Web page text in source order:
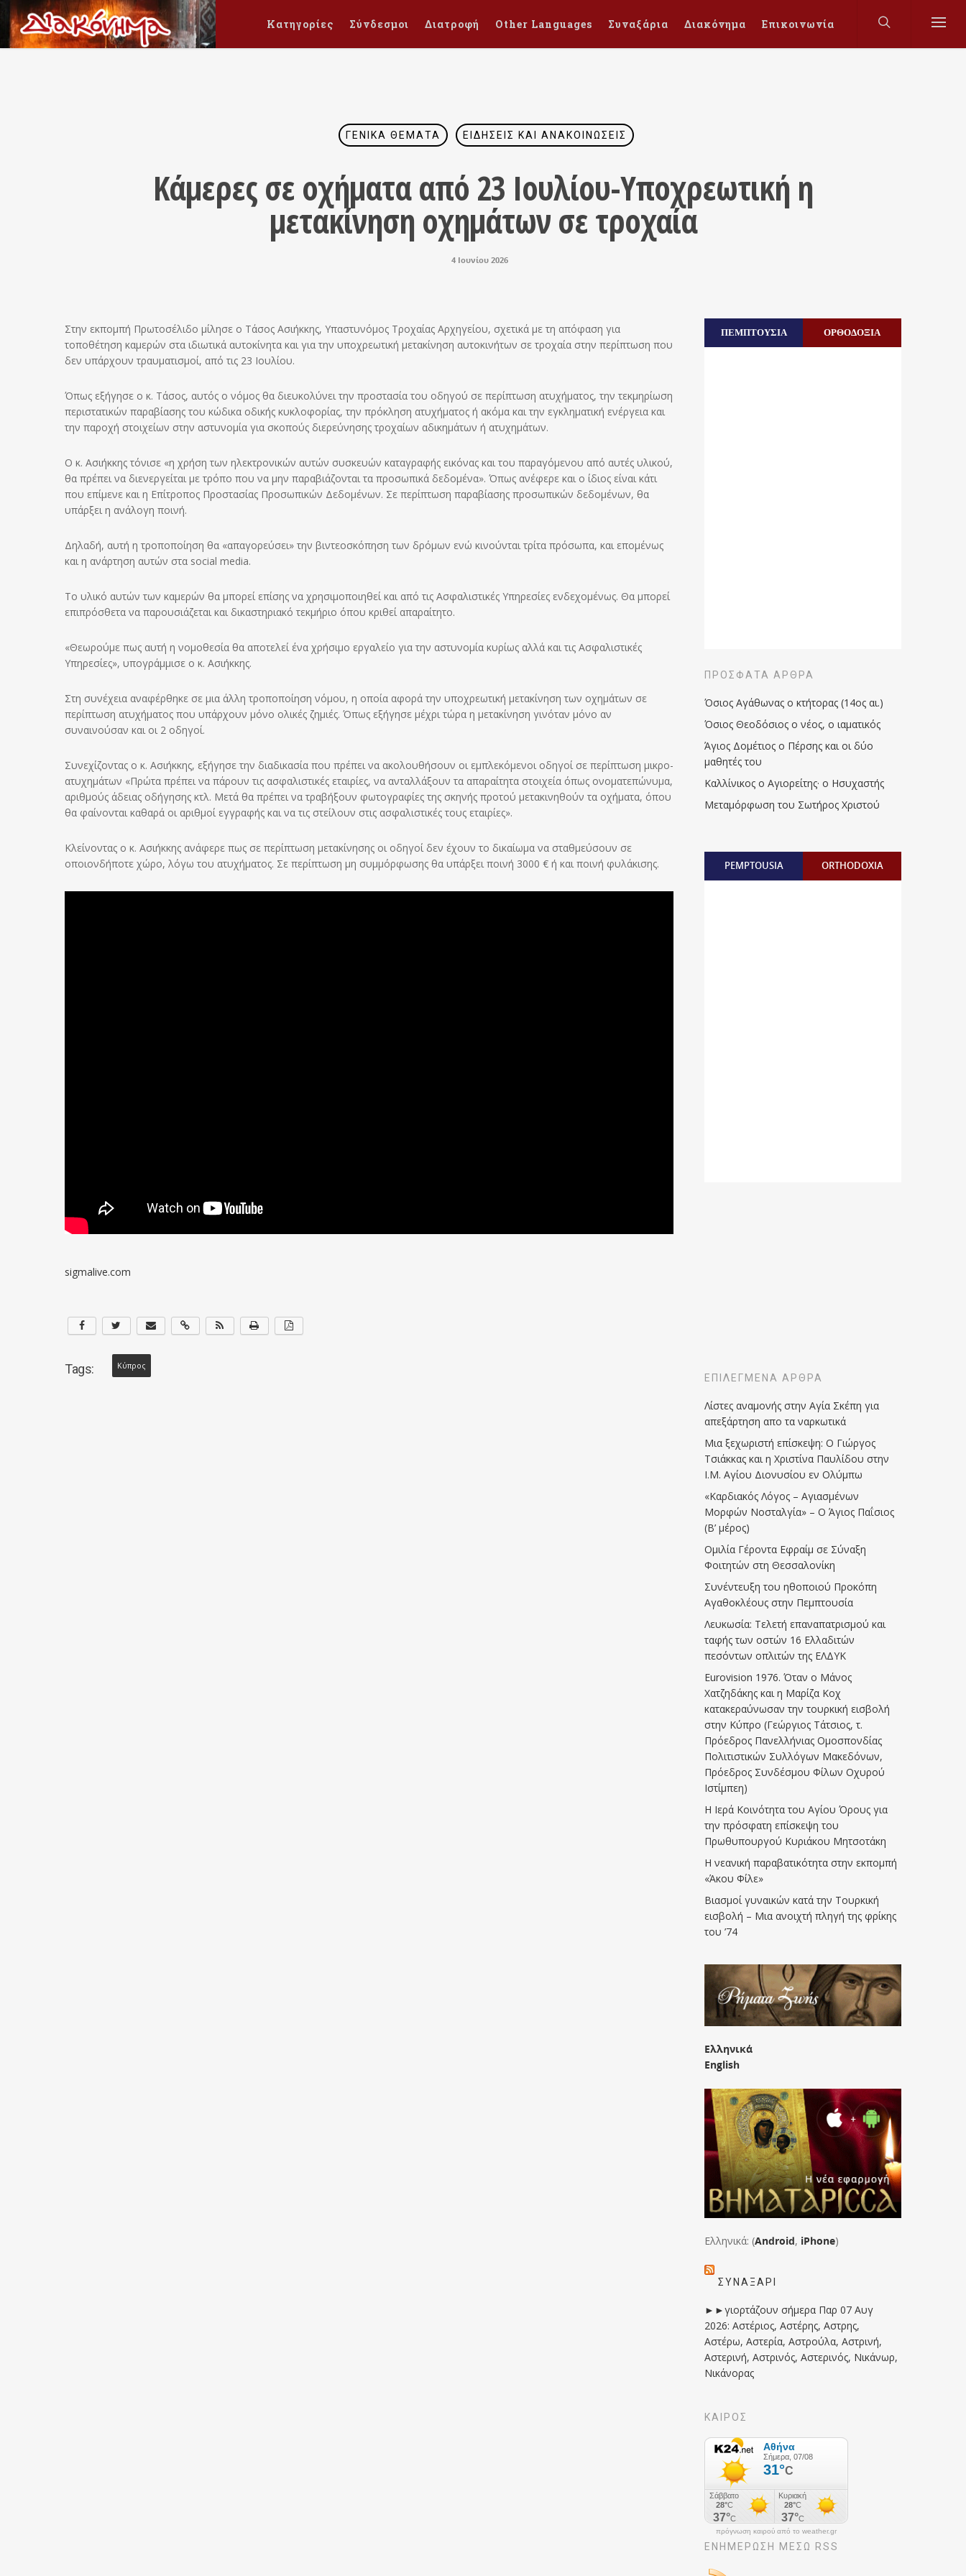
Κατηγορίες Σύνδεσμοι Διατροφή Other Languages Συναξάρια Διακόνημα Επικοινωνία
ΓΕΝΙΚΆ ΘΈΜΑΤΑ ΕΙΔΉΣΕΙΣ ΚΑΙ ΑΝΑΚΟΙΝΏΣΕΙΣ
Κάμερες σε οχήματα από 23 Ιουλίου-Υποχρεωτική η
μετακίνηση οχημάτων σε τροχαία
4 Ιουνίου 2026
Στην εκπομπή Πρωτοσέλιδο μίλησε ο Τάσος Ασιήκκης, Υπαστυνόμος Τροχαίας Αρχηγείου, σχετικά με τη απόφαση για
τοποθέτηση καμερών στα ιδιωτικά αυτοκίνητα και για την υποχρεωτική μετακίνηση αυτοκινήτων σε τροχαία στην περίπτωση που
δεν υπάρχουν τραυματισμοί, από τις 23 Ιουλίου.
Όπως εξήγησε ο κ. Τάσος, αυτός ο νόμος θα διευκολύνει την προστασία του οδηγού σε περίπτωση ατυχήματος, την τεκμηρίωση
περιστατικών παραβίασης του κώδικα οδικής κυκλοφορίας, την πρόκληση ατυχήματος ή ακόμα και την εγκληματική ενέργεια και
την παροχή στοιχείων στην αστυνομία για σκοπούς διερεύνησης τροχαίων αδικημάτων ή ατυχημάτων.
Ο κ. Ασιήκκης τόνισε «η χρήση των ηλεκτρονικών αυτών συσκευών καταγραφής εικόνας και του παραγόμενου από αυτές υλικού,
θα πρέπει να διενεργείται με τρόπο που να μην παραβιάζονται τα προσωπικά δεδομένα». Όπως ανέφερε και ο ίδιος είναι κάτι
που επίμενε και η Επίτροπος Προστασίας Προσωπικών Δεδομένων. Σε περίπτωση παραβίασης προσωπικών δεδομένων, θα
υπάρξει η ανάλογη ποινή.
Δηλαδή, αυτή η τροποποίηση θα «απαγορεύσει» την βιντεοσκόπηση των δρόμων ενώ κινούνται τρίτα πρόσωπα, και επομένως
και η ανάρτηση αυτών στα social media.
Το υλικό αυτών των καμερών θα μπορεί επίσης να χρησιμοποιηθεί και από τις Ασφαλιστικές Υπηρεσίες ενδεχομένως. Θα μπορεί
επιπρόσθετα να παρουσιάζεται και δικαστηριακό τεκμήριο όπου κριθεί απαραίτητο.
«Θεωρούμε πως αυτή η νομοθεσία θα αποτελεί ένα χρήσιμο εργαλείο για την αστυνομία κυρίως αλλά και τις Ασφαλιστικές
Υπηρεσίες», υπογράμμισε ο κ. Ασιήκκης.
Στη συνέχεια αναφέρθηκε σε μια άλλη τροποποίηση νόμου, η οποία αφορά την υποχρεωτική μετακίνηση των οχημάτων σε
περίπτωση ατυχήματος που υπάρχουν μόνο ολικές ζημιές. Όπως εξήγησε μέχρι τώρα η μετακίνηση γινόταν μόνο αν
συναινούσαν και οι 2 οδηγοί.
Συνεχίζοντας ο κ. Ασιήκκης, εξήγησε την διαδικασία που πρέπει να ακολουθήσουν οι εμπλεκόμενοι οδηγοί σε περίπτωση μικρο-
ατυχημάτων «Πρώτα πρέπει να πάρουν τις ασφαλιστικές εταιρίες, να ανταλλάξουν τα απαραίτητα στοιχεία όπως ονοματεπώνυμα,
αριθμούς άδειας οδήγησης κτλ. Μετά θα πρέπει να τραβήξουν φωτογραφίες της σκηνής προτού μετακινηθούν τα οχήματα, όπου
θα φαίνονται καθαρά οι αριθμοί εγγραφής και να τις στείλουν στις ασφαλιστικές τους εταιρίες».
Κλείνοντας ο κ. Ασιήκκης ανάφερε πως σε περίπτωση μετακίνησης οι οδηγοί δεν έχουν το δικαίωμα να σταθμεύσουν σε
οποιονδήποτε χώρο, λόγω του ατυχήματος. Σε περίπτωση μη συμμόρφωσης θα υπάρξει ποινή 3000 € ή και ποινή φυλάκισης.
sigmalive.com
Tags: Κύπρος
ΠΕΜΠΤΟΥΣΙΑ ΟΡΘΟΔΟΞΙΑ
ΠΡΌΣΦΑΤΑ ΆΡΘΡΑ
Όσιος Αγάθωνας ο κτήτορας (14ος αι.)
Όσιος Θεοδόσιος ο νέος, ο ιαματικός
Άγιος Δομέτιος ο Πέρσης και οι δύο
μαθητές του
Καλλίνικος ο Αγιορείτης · ο Ησυχαστής
Μεταμόρφωση του Σωτήρος Χριστού
PEMPTOUSIA ORTHODOXIA
ΕΠΙΛΕΓΜΈΝΑ ΆΡΘΡΑ
Λίστες αναμονής στην Αγία Σκέπη για
απεξάρτηση απο τα ναρκωτικά
Μια ξεχωριστή επίσκεψη: Ο Γιώργος
Τσιάκκας και η Χριστίνα Παυλίδου στην
Ι.Μ. Αγίου Διονυσίου εν Ολύμπω
«Καρδιακός Λόγος – Αγιασμένων
Μορφών Νοσταλγία» – Ο Άγιος Παΐσιος
(Β’ μέρος)
Ομιλία Γέροντα Εφραίμ σε Σύναξη
Φοιτητών στη Θεσσαλονίκη
Συνέντευξη του ηθοποιού Προκόπη
Αγαθοκλέους στην Πεμπτουσία
Λευκωσία: Τελετή επαναπατρισμού και
ταφής των οστών 16 Ελλαδιτών
πεσόντων οπλιτών της ΕΛΔΥΚ
Eurovision 1976. Όταν ο Μάνος
Χατζηδάκης και η Μαρίζα Κοχ
κατακεραύνωσαν την τουρκική εισβολή
στην Κύπρο (Γεώργιος Τάτσιος, τ.
Πρόεδρος Πανελλήνιας Ομοσπονδίας
Πολιτιστικών Συλλόγων Μακεδόνων,
Πρόεδρος Συνδέσμου Φίλων Οχυρού
Ιστίμπεη)
Η Ιερά Κοινότητα του Αγίου Όρους για
την πρόσφατη επίσκεψη του
Πρωθυπουργού Κυριάκου Μητσοτάκη
Η νεανική παραβατικότητα στην εκπομπή
«Άκου Φίλε»
Βιασμοί γυναικών κατά την Τουρκική
εισβολή – Μια ανοιχτή πληγή της φρίκης
του ’74
Ελληνικά
English
Ελληνικά: (Android, iPhone)
ΣΥΝΑΞΆΡΙ
►►γιορτάζουν σήμερα Παρ 07 Αυγ
2026: Αστέριος, Αστέρης, Αστρης,
Αστέρω, Αστερία, Αστρούλα, Αστρινή,
Αστερινή, Αστρινός, Αστερινός, Νικάνωρ,
Νικάνορας
ΚΑΙΡΟΣ
πρόγνωση καιρού από το weather.gr
ΕΝΗΜΈΡΩΣΉ ΜΕΣΩ RSS